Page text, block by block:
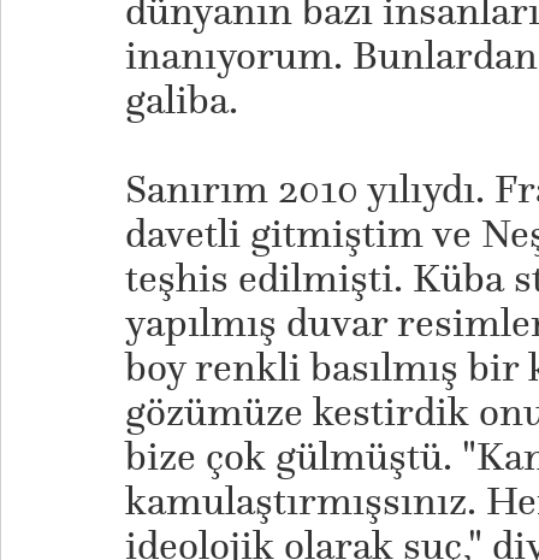
dünyanın bazı
inanıyorum.
galiba.
Sanırım 2010 yılıydı.
davetli gitmiştim ve
teşhis edilmişti. Küba
yapılmış duvar
boy renkli basılmış
gözümüze kestirdik
bize çok gülmüştü.
kamulaştırmışsınız.
ideolojik olarak suç,"